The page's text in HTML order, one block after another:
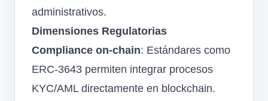
administrativos.
Dimensiones Regulatorias
Compliance on-chain: Estándares como
ERC-3643 permiten integrar procesos
KYC/AML directamente en blockchain.